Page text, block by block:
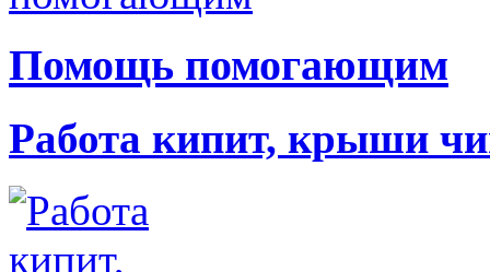
Помощь помогающим
Работа кипит, крыши